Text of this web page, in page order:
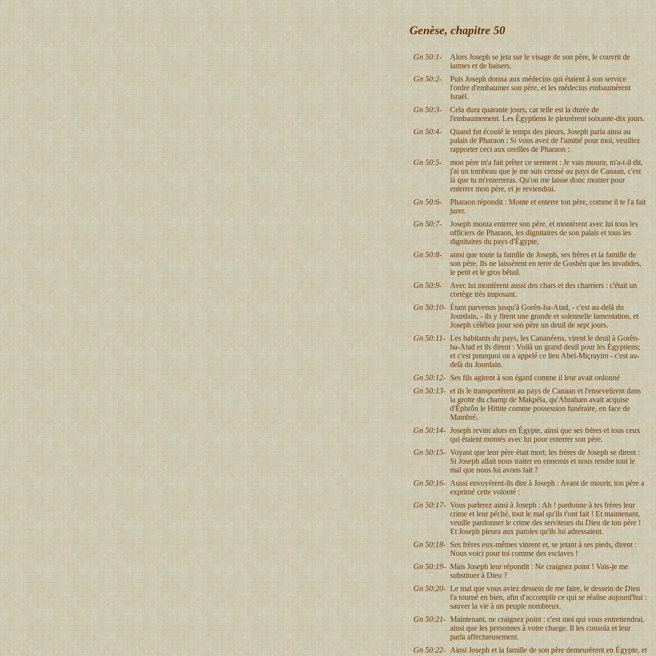
Genèse, chapitre 50
Gn 50:1-
Alors Joseph se jeta sur le visage de son père, le couvrit de
larmes et de baisers.
Gn 50:2-
Puis Joseph donna aux médecins qui étaient à son service
l'ordre d'embaumer son père, et les médecins embaumèrent
Israël.
Gn 50:3-
Cela dura quarante jours, car telle est la durée de
l'embaumement. Les Égyptiens le pleurèrent soixante-dix jours.
Gn 50:4-
Quand fut écoulé le temps des pleurs, Joseph parla ainsi au
palais de Pharaon : Si vous avez de l'amitié pour moi, veuillez
rapporter ceci aux oreilles de Pharaon :
Gn 50:5-
mon père m'a fait prêter ce serment : Je vais mourir, m'a-t-il dit,
j'ai un tombeau que je me suis creusé au pays de Canaan, c'est
là que tu m'enterreras. Qu'on me laisse donc monter pour
enterrer mon père, et je reviendrai.
Gn 50:6-
Pharaon répondit : Monte et enterre ton père, comme il te l'a fait
jurer.
Gn 50:7-
Joseph monta enterrer son père, et montèrent avec lui tous les
officiers de Pharaon, les dignitaires de son palais et tous les
dignitaires du pays d'Égypte,
Gn 50:8-
ainsi que toute la famille de Joseph, ses frères et la famille de
son père. Ils ne laissèrent en terre de Goshèn que les invalides,
le petit et le gros bétail.
Gn 50:9-
Avec lui montèrent aussi des chars et des charriers : c'était un
cortège très imposant.
Gn 50:10- Étant parvenus jusqu'à Gorèn-ha-Atad, - c'est au-delà du
Jourdain, - ils y firent une grande et solennelle lamentation, et
Joseph célébra pour son père un deuil de sept jours.
Gn 50:11- Les habitants du pays, les Cananéens, virent le deuil à Gorèn-
ha-Atad et ils dirent : Voilà un grand deuil pour les Égyptiens;
et c'est pourquoi on a appelé ce lieu Abel-Miçrayim - c'est au-
delà du Jourdain.
Gn 50:12- Ses fils agirent à son égard comme il leur avait ordonné
Gn 50:13- et ils le transportèrent au pays de Canaan et l'ensevelirent dans
la grotte du champ de Makpéla, qu'Abraham avait acquise
d'Éphrôn le Hittite comme possession funéraire, en face de
Mambré.
Gn 50:14- Joseph revint alors en Égypte, ainsi que ses frères et tous ceux
qui étaient montés avec lui pour enterrer son père.
Gn 50:15- Voyant que leur père était mort, les frères de Joseph se dirent :
Si Joseph allait nous traiter en ennemis et nous rendre tout le
mal que nous lui avons fait ?
Gn 50:16- Aussi envoyèrent-ils dire à Joseph : Avant de mourir, ton père a
exprimé cette volonté :
Gn 50:17- Vous parlerez ainsi à Joseph : Ah ! pardonne à tes frères leur
crime et leur péché, tout le mal qu'ils t'ont fait ! Et maintenant,
veuille pardonner le crime des serviteurs du Dieu de ton père !
Et Joseph pleura aux paroles qu'ils lui adressaient.
Gn 50:18- Ses frères eux-mêmes vinrent et, se jetant à ses pieds, dirent :
Nous voici pour toi comme des esclaves !
Gn 50:19- Mais Joseph leur répondit : Ne craignez point ! Vais-je me
substituer à Dieu ?
Gn 50:20- Le mal que vous aviez dessein de me faire, le dessein de Dieu
l'a tourné en bien, afin d'accomplir ce qui se réalise aujourd'hui :
sauver la vie à un peuple nombreux.
Gn 50:21- Maintenant, ne craignez point : c'est moi qui vous entretiendrai,
ainsi que les personnes à votre charge. Il les consola et leur
parla affectueusement.
Gn 50:22- Ainsi Joseph et la famille de son père demeurèrent en Égypte, et